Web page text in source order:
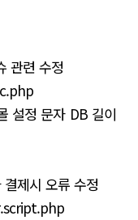
관련 수정
설정 문자 DB 길이
제시 오류 수정